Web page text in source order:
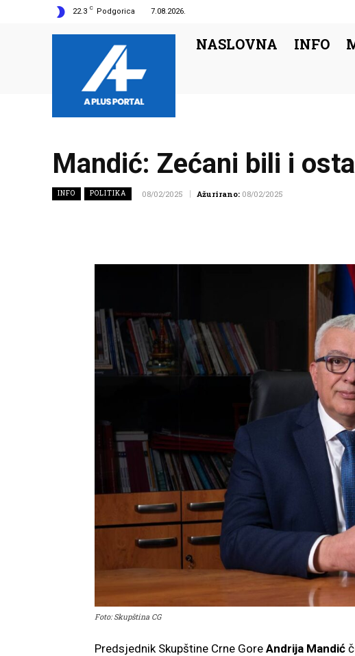
22.3 C Podgorica 7.08.2026.
NASLOVNA INFO
Mandić: Zećani bili i
INFO POLITIKA 08/02/2025 Ažurirano: 08/02/2025
Foto: Skupština CG
Predsjednik Skupštine Crne Gore Andrija Mandić